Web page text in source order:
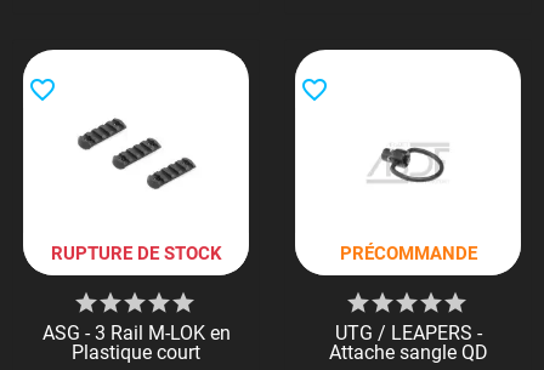
RUPTURE DE STOCK
favorite_border
ASG - 3 Rail M-LOK en
Plastique court
PRÉCOMMANDE
favorite_border
UTG / LEAPERS -
Attache sangle QD